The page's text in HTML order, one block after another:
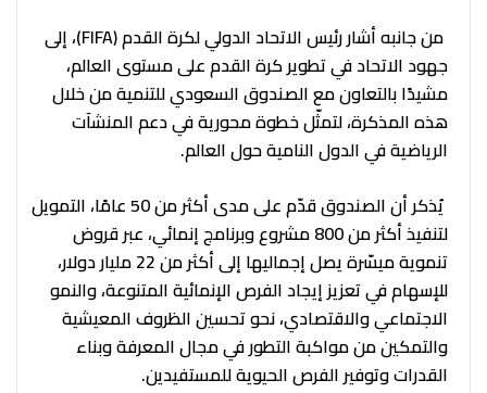
من جانبه أشار رئيس الاتحاد الدولي لكرة القدم (FIFA)، إلى
جهود الاتحاد في تطوير كرة القدم على مستوى العالم،
مشيدًا بالتعاون مع الصندوق السعودي للتنمية من خلال
هذه المذكرة، لتمثّل خطوة محورية في دعم المنشآت
الرياضية في الدول النامية حول العالم.
يُذكر أن الصندوق قدّم على مدى أكثر من 50 عامًا، التمويل
لتنفيذ أكثر من 800 مشروع وبرنامج إنمائي، عبر قروض
تنموية ميسّرة يصل إجماليها إلى أكثر من 22 مليار دولار،
للإسهام في تعزيز إيجاد الفرص الإنمائية المتنوعة، والنمو
الاجتماعي والاقتصادي، نحو تحسين الظروف المعيشية
والتمكين من مواكبة التطور في مجال المعرفة وبناء
القدرات وتوفير الفرص الحيوية للمستفيدين.